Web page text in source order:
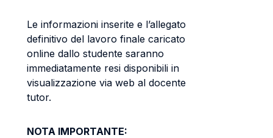
Le informazioni inserite e l’allegato
definitivo del lavoro finale caricato
online dallo studente saranno
immediatamente resi disponibili in
visualizzazione via web al docente
tutor.
NOTA IMPORTANTE: